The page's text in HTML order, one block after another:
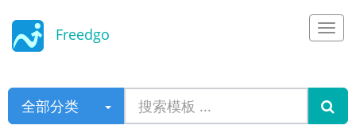
Freedgo
全部分类